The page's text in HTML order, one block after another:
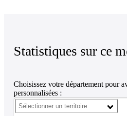
Statistiques sur ce
Choisissez votre département pour
personnalisées :